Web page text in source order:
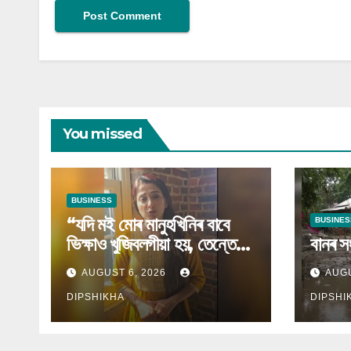
You missed
BUSINESS
“যদি মই মোৰ মানুহখিনিৰ বাবে
ভিক্ষাও খুজিবলগীয়া হয়, তেন্তে
ভিক্ষাও খুজিম”
AUGUST 6, 2026
DIPSHIKHA
বানৰ